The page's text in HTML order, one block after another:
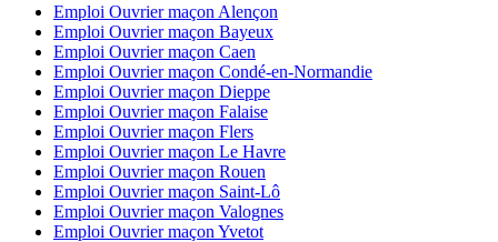
Emploi Ouvrier maçon Alençon
Emploi Ouvrier maçon Bayeux
Emploi Ouvrier maçon Caen
Emploi Ouvrier maçon Condé-en-Normandie
Emploi Ouvrier maçon Dieppe
Emploi Ouvrier maçon Falaise
Emploi Ouvrier maçon Flers
Emploi Ouvrier maçon Le Havre
Emploi Ouvrier maçon Rouen
Emploi Ouvrier maçon Saint-Lô
Emploi Ouvrier maçon Valognes
Emploi Ouvrier maçon Yvetot